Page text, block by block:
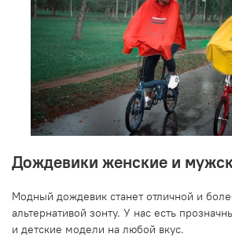
Дождевики женские и
Модный дождевик станет отличной и
альтернативой зонту. У нас есть
и детские модели на любой вкус.